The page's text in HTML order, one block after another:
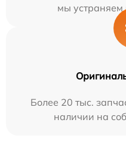
мы устраняем
Более 20 тыс.
наличии на